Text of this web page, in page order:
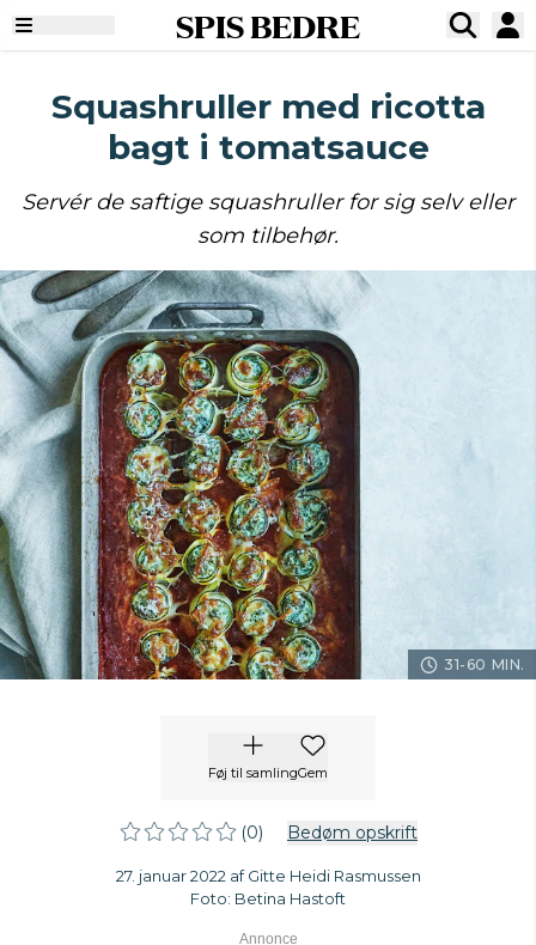
SPIS BEDRE
Squashruller med ricotta
bagt i tomatsauce
Servér de saftige squashruller for sig selv eller
som tilbehør.
31-60 MIN.
Føj til samlingGem
(0) Bedøm opskrift
27. januar 2022 af Gitte Heidi Rasmussen
Foto: Betina Hastoft